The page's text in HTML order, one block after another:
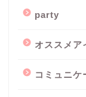
party
オススメア
コミュニケ